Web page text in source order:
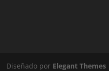
Diseñado por Elegant Themes